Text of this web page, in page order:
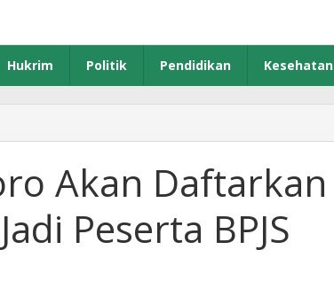
Hukrim Politik Pendidikan Kesehatan
Akan Daftarkan
Peserta BPJS